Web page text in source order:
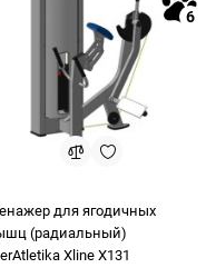
6
для ягодичных
(радиальный)
Xline X131